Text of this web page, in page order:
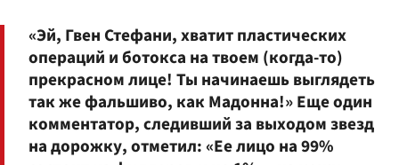
«Эй, Гвен Стефани, хватит пластических
операций и ботокса на твоем (когда-то)
прекрасном лице! Ты начинаешь выглядеть
так же фальшиво, как Мадонна!» Еще один
комментатор, следивший за выходом звезд
на дорожку, отметил: «Ее лицо на 99%